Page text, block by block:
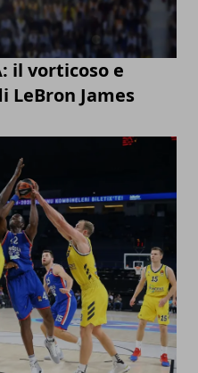
il vorticoso e
LeBron James